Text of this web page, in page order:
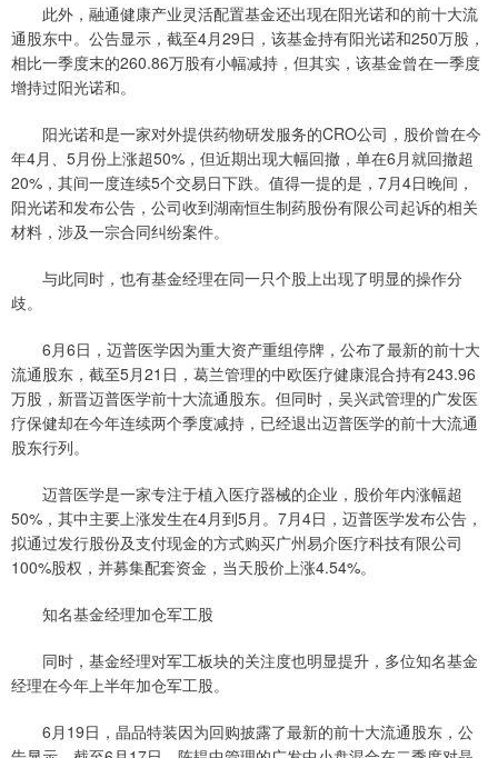
此外，融通健康产业灵活配置基金还出现在阳光诺和的前十大流
通股东中。公告显示，截至4月29日，该基金持有阳光诺和250万股，
相比一季度末的260.86万股有小幅减持，但其实，该基金曾在一季度
增持过阳光诺和。
阳光诺和是一家对外提供药物研发服务的CRO公司，股价曾在今
年4月、5月份上涨超50%，但近期出现大幅回撤，单在6月就回撤超
20%，其间一度连续5个交易日下跌。值得一提的是，7月4日晚间，
阳光诺和发布公告，公司收到湖南恒生制药股份有限公司起诉的相关
材料，涉及一宗合同纠纷案件。
与此同时，也有基金经理在同一只个股上出现了明显的操作分
歧。
6月6日，迈普医学因为重大资产重组停牌，公布了最新的前十大
流通股东，截至5月21日，葛兰管理的中欧医疗健康混合持有243.96
万股，新晋迈普医学前十大流通股东。但同时，吴兴武管理的广发医
疗保健却在今年连续两个季度减持，已经退出迈普医学的前十大流通
股东行列。
迈普医学是一家专注于植入医疗器械的企业，股价年内涨幅超
50%，其中主要上涨发生在4月到5月。7月4日，迈普医学发布公告，
拟通过发行股份及支付现金的方式购买广州易介医疗科技有限公司
100%股权，并募集配套资金，当天股价上涨4.54%。
知名基金经理加仓军工股
同时，基金经理对军工板块的关注度也明显提升，多位知名基金
经理在今年上半年加仓军工股。
6月19日，晶品特装因为回购披露了最新的前十大流通股东，公